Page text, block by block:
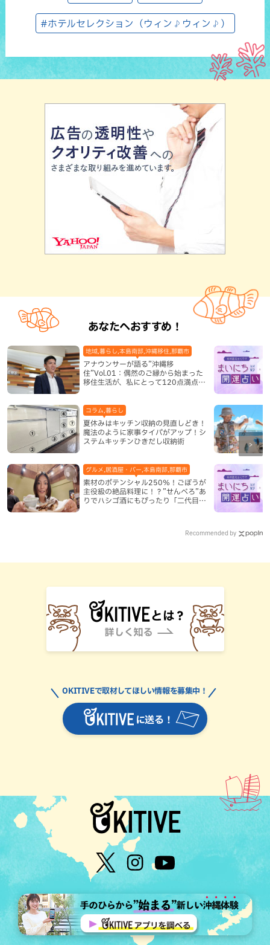
#ホテルセレクション（ウィン♪ウィン♪）
あなたへおすすめ！
アナウンサーが語る”沖縄移
住”Vol.01：偶然のご縁から始まった
移住生活が、私にとって120点満点に
地域,暮らし,本島南部,沖縄移住,那覇市
夏休みはキッチン収納の見直しどき！
魔法のように家事タイパがアップ！シ
ステムキッチンひきだし収納術
コラム,暮らし
素材のポテンシャル250％！ごぼうが
主役級の絶品料理に！？”せんべろ”あ
りでハシゴ酒にもぴったり「二代目ふ
グルメ,居酒屋・バー,本島南部,那覇市
Recommended by
に送る！
OKITIVEで取材してほしい情報を募集中！
個人情報について
©OTV CO.,LTD All Rights Reserved.